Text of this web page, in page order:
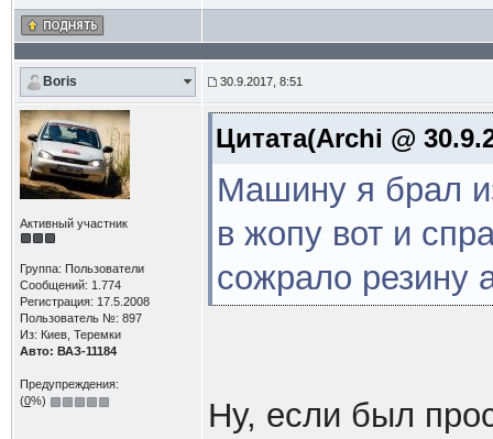
Boris 30.9.2017, 8:51
Активный участник
Группа: Пользователи
Сообщений: 1.774
Регистрация: 17.5.2008
Пользователь №: 897
Из: Киев, Теремки
Авто: ВАЗ-11184
Предупреждения:
(0%)
Цитата(Archi @
Машину я брал
в жопу вот и
сожрало резину
Ну, если был